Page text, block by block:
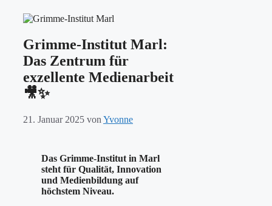
Grimme-Institut Marl:
Das Zentrum für
exzellente Medienarbeit
🎥✨
21. Januar 2025 von Yvonne
Das Grimme-Institut in Marl
steht für Qualität, Innovation
und Medienbildung auf
höchstem Niveau.